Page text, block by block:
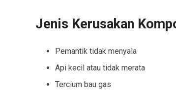
Jenis Kerusakan
Pemantik tidak menyala
Api kecil atau tidak merata
Tercium bau gas